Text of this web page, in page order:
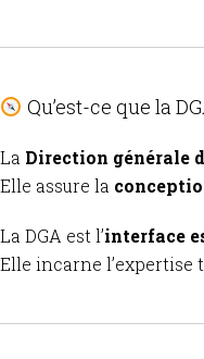
Qu’est-ce que la
La Direction générale
Elle assure la
La DGA est l’interface
Elle incarne